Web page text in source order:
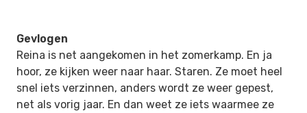
Gevlogen
Reina is net aangekomen in het zomerkamp. En ja
hoor, ze kijken weer naar haar. Staren. Ze moet heel
snel iets verzinnen, anders wordt ze weer gepest,
net als vorig jaar. En dan weet ze iets waarmee ze